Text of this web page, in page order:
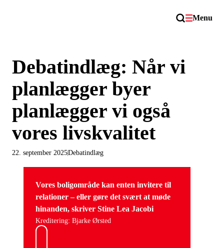
Menu
Debatindlæg: Når vi
planlægger byer
planlægger vi også
vores livskvalitet
Debatindlæg
22. september 2025
Vores boligområde kan enten invitere til
relationer – eller gøre det svært at møde
hinanden, skriver Stine Lea Jacobi
Kreditering: Bjarke Ørsted